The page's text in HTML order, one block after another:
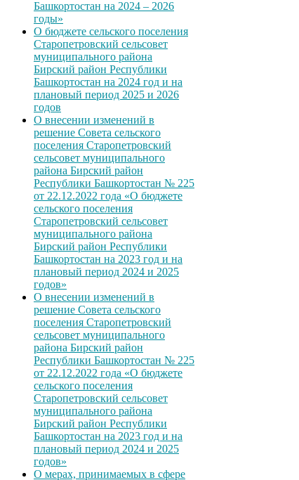
Башкортостан на 2024 – 2026
годы»
О бюджете сельского поселения
Старопетровский сельсовет
муниципального района
Бирский район Республики
Башкортостан на 2024 год и на
плановый период 2025 и 2026
годов
О внесении изменений в
решение Совета сельского
поселения Старопетровский
сельсовет муниципального
района Бирский район
Республики Башкортостан № 225
от 22.12.2022 года «О бюджете
сельского поселения
Старопетровский сельсовет
муниципального района
Бирский район Республики
Башкортостан на 2023 год и на
плановый период 2024 и 2025
годов»
О внесении изменений в
решение Совета сельского
поселения Старопетровский
сельсовет муниципального
района Бирский район
Республики Башкортостан № 225
от 22.12.2022 года «О бюджете
сельского поселения
Старопетровский сельсовет
муниципального района
Бирский район Республики
Башкортостан на 2023 год и на
плановый период 2024 и 2025
годов»
О мерах, принимаемых в сфере